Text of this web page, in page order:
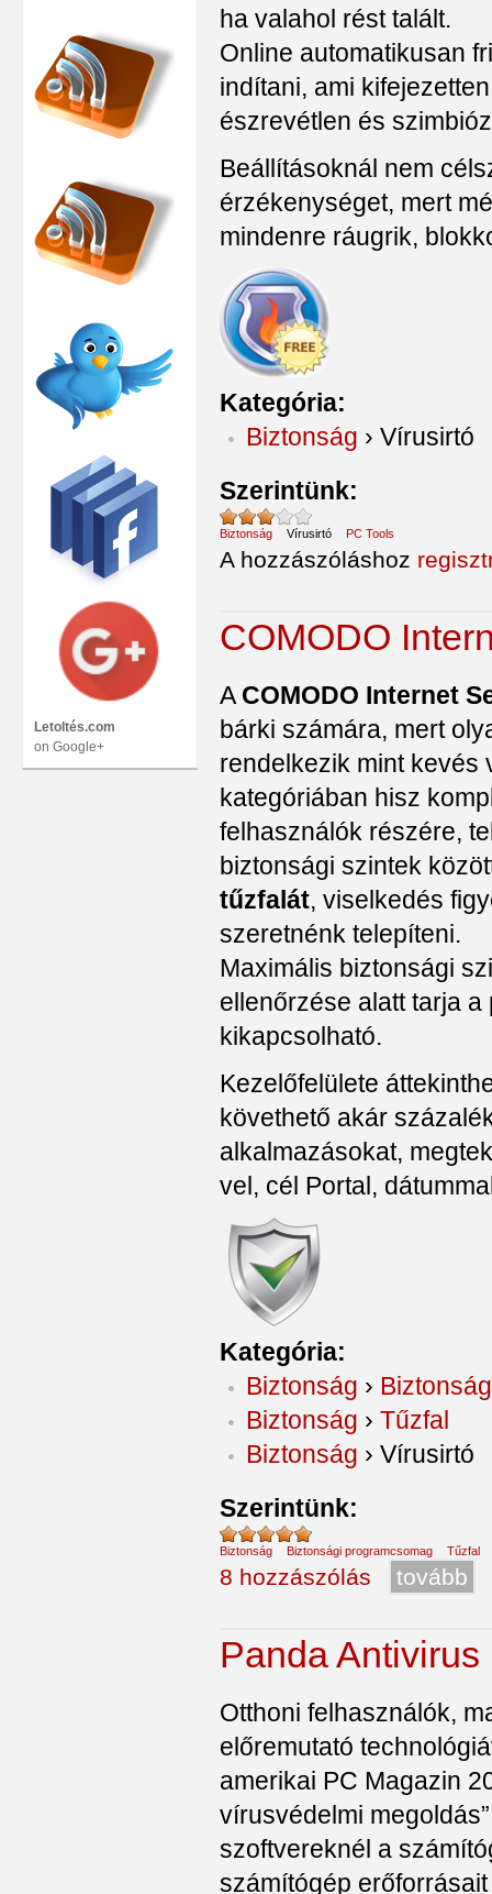
Letoltés.com
on Google+
ha valahol rést talált.
Online automatikusan
indítani, ami
észrevétlen és
Beállításoknál nem
érzékenységet, mert
mindenre ráugrik,
Kategória:
Biztonság › Vírusirtó
Szerintünk:
Biztonság Vírusirtó PC Tools
A hozzászóláshoz
COMODO
A COMODO Internet
bárki számára, mert
rendelkezik mint kevés
kategóriában hisz
felhasználók részére,
biztonsági szintek
tűzfalát, viselkedés
szeretnénk telepíteni.
Maximális biztonsági
ellenőrzése alatt tarja
kikapcsolható.
Kezelőfelülete
követhető akár
alkalmazásokat,
vel, cél Portal,
Kategória:
Biztonság ›
Biztonság › Tűzfal
Biztonság › Vírusirtó
Szerintünk:
Biztonság Biztonsági programcsomag Tűzfal
8 hozzászólás tovább
Panda Antivirus
Otthoni felhasználók,
előremutató
amerikai PC Magazin
vírusvédelmi
szoftvereknél a
számítógép